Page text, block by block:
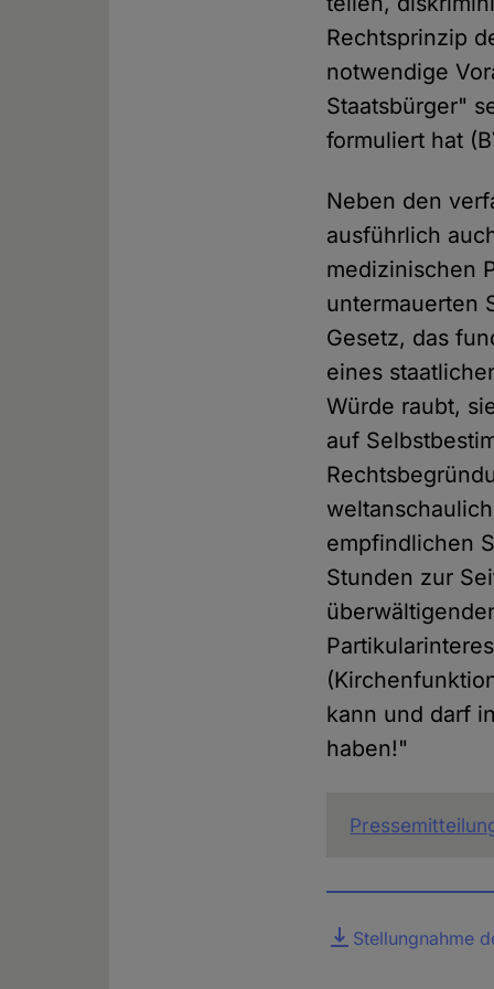
Rechtsprinzip
notwendige
Staatsbürger"
formuliert hat
Neben den
ausführlich
medizinischen
untermauerten
Gesetz, das
eines
Würde raubt,
auf
empfindlichen
Stunden zur
kann und darf
haben!"
DateiStellungnahme